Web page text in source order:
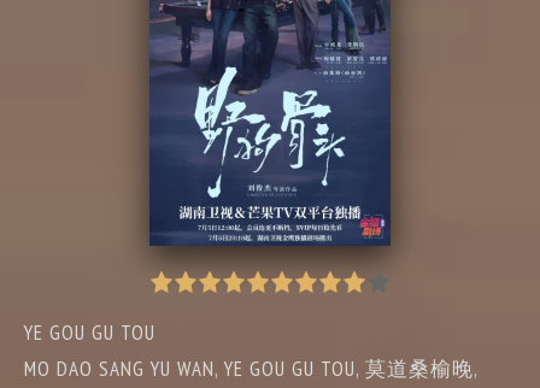
YE GOU GU TOU
MO DAO SANG YU WAN, YE GOU GU TOU, 莫道桑榆晚,